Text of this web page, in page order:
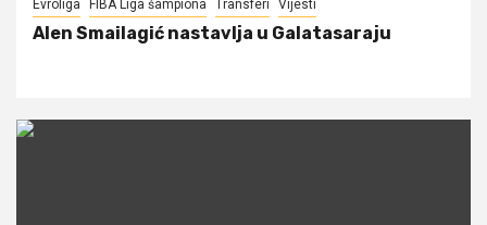
Evroliga FIBA Liga šampiona Transferi Vijesti
Alen Smailagić nastavlja u Galatasaraju